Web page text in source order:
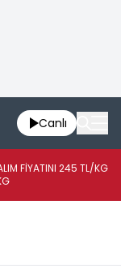
Canlı
FİYATINI 245 TL/KG